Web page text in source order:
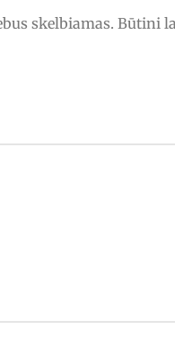
skelbiamas. Būtini